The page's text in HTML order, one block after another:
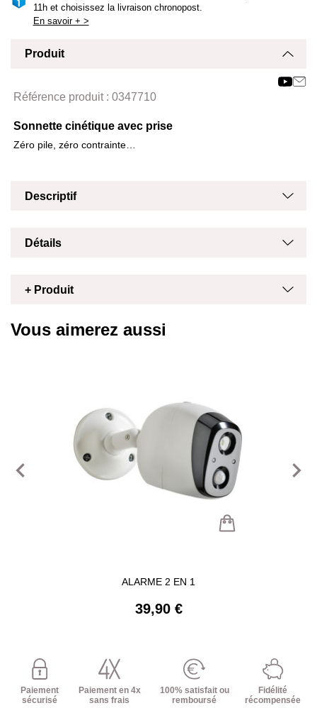
11h et choisissez la livraison chronopost.
En savoir + >
Produit
Référence produit : 0347710
Sonnette cinétique avec prise
Zéro pile, zéro contrainte…
Descriptif
Détails
+ Produit
Vous aimerez aussi
ALARME 2 EN 1
39,90 €
navigate_before navigate_next
Paiement
sécurisé
Paiement en 4x
sans frais
100% satisfait ou
remboursé
Fidélité
récompensée